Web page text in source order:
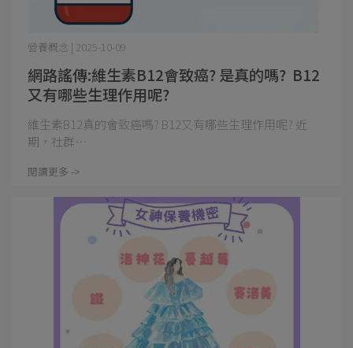
網路謠傳:維生素B12會致癌? 是真的嗎? B12
又有哪些生理作用呢?
營養概念 | 2025-10-09
維生素B12真的會致癌嗎? B12又有哪些生理作用呢? 近
期，社群⋯
閱讀更多 ->